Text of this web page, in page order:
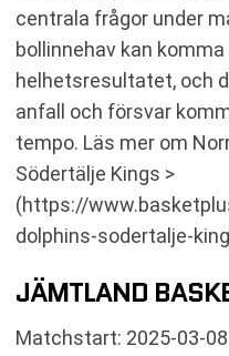
centrala frågor under
bollinnehav kan
helhetsresultatet, och
anfall och försvar
tempo. Läs mer om
Södertälje Kings >
(https://
dolphins-sodertalje-
JÄMTLAND
Matchstart: 2025-03-